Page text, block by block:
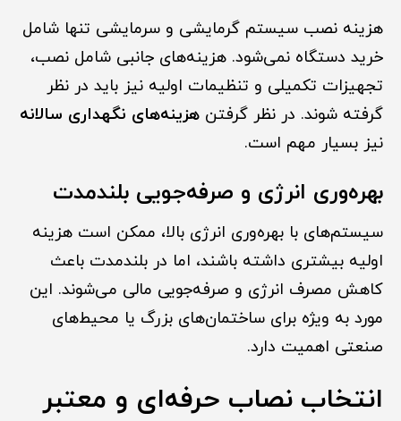
هزینه نصب سیستم گرمایشی و سرمایشی تنها شامل
خرید دستگاه نمی‌شود. هزینه‌های جانبی شامل نصب،
تجهیزات تکمیلی و تنظیمات اولیه نیز باید در نظر
گرفته شوند. در نظر گرفتن هزینه‌های نگهداری سالانه
نیز بسیار مهم است.
بهره‌وری انرژی و صرفه‌جویی بلندمدت
سیستم‌های با بهره‌وری انرژی بالا، ممکن است هزینه
اولیه بیشتری داشته باشند، اما در بلندمدت باعث
کاهش مصرف انرژی و صرفه‌جویی مالی می‌شوند. این
مورد به ویژه برای ساختمان‌های بزرگ یا محیط‌های
صنعتی اهمیت دارد.
انتخاب نصاب حرفه‌ای و معتبر